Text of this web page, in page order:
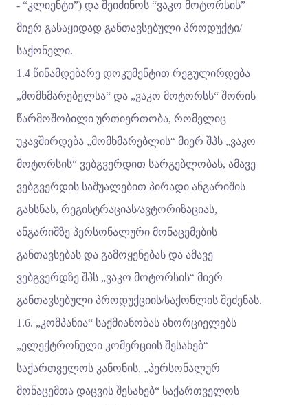
- “კლიენტი”) და შეიძინოს “ვაკო მოტორსის”
მიერ გასაყიდად განთავსებული პროდუქტი/
საქონელი.
1.4 წინამდებარე დოკუმენტით რეგულირდება
„მომხმარებელსა“ და „ვაკო მოტორსს“ შორის
წარმოშობილი ურთიერთობა, რომელიც
უკავშირდება „მომხმარებლის“ მიერ შპს „ვაკო
მოტორსის“ ვებგვერდით სარგებლობას, ამავე
ვებგვერდის საშუალებით პირადი ანგარიშის
გახსნას, რეგისტრაციას/ავტორიზაციას,
ანგარიშზე პერსონალური მონაცემების
განთავსებას და გამოყენებას და ამავე
ვებგვერდზე შპს „ვაკო მოტორსის“ მიერ
განთავსებული პროდუქციის/საქონლის შეძენას.
1.6. „კომპანია“ საქმიანობას ახორციელებს
„ელექტრონული კომერციის შესახებ“
საქართველოს კანონის, „პერსონალურ
მონაცემთა დაცვის შესახებ“ საქართველოს